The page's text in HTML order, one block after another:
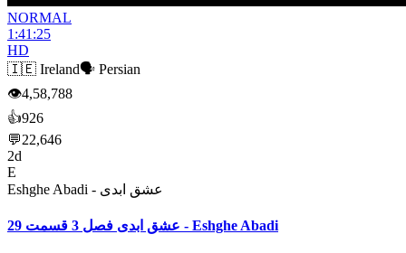
NORMAL
1:41:25
HD
🇮🇪 Ireland🗣️ Persian
👁4,58,788
👍926
💬22,646
2d
E
Eshghe Abadi - عشق ابدی
عشق ابدی فصل 3 قسمت 29 - Eshghe Abadi